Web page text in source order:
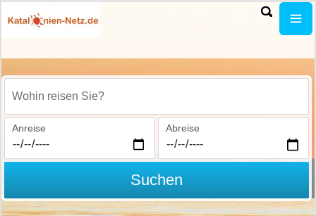
Wohin reisen Sie?
Anreise Abreise
Suchen